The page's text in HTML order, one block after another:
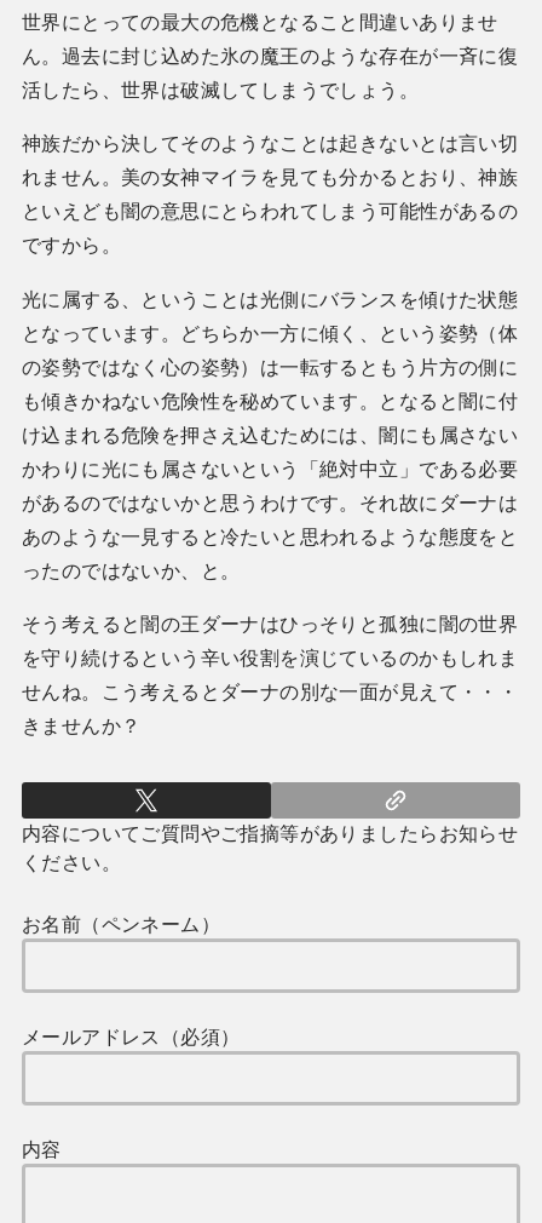
世界にとっての最大の危機となること間違いありませ
ん。過去に封じ込めた氷の魔王のような存在が一斉に復
活したら、世界は破滅してしまうでしょう。
神族だから決してそのようなことは起きないとは言い切
れません。美の女神マイラを見ても分かるとおり、神族
といえども闇の意思にとらわれてしまう可能性があるの
ですから。
光に属する、ということは光側にバランスを傾けた状態
となっています。どちらか一方に傾く、という姿勢（体
の姿勢ではなく心の姿勢）は一転するともう片方の側に
も傾きかねない危険性を秘めています。となると闇に付
け込まれる危険を押さえ込むためには、闇にも属さない
かわりに光にも属さないという「絶対中立」である必要
があるのではないかと思うわけです。それ故にダーナは
あのような一見すると冷たいと思われるような態度をと
ったのではないか、と。
そう考えると闇の王ダーナはひっそりと孤独に闇の世界
を守り続けるという辛い役割を演じているのかもしれま
せんね。こう考えるとダーナの別な一面が見えて・・・
きませんか？
内容についてご質問やご指摘等がありましたらお知らせ
ください。
お名前（ペンネーム）
メールアドレス（必須）
内容